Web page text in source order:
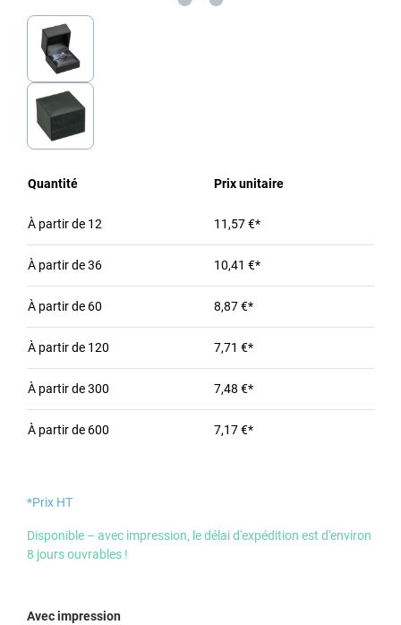
Quantité Prix unitaire
À partir de 12 11,57 €*
À partir de36 10,41 €*
À partir de 60 8,87 €*
À partir de 120 7,71 €*
À partir de300 7,48 €*
À partir de 600 7,17 €*
*Prix HT
Disponible – avec impression, le délai d'expédition est d'environ
8 jours ouvrables !
Sélectionnez
Avec impression